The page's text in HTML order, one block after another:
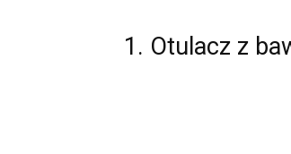
1. Otulacz z